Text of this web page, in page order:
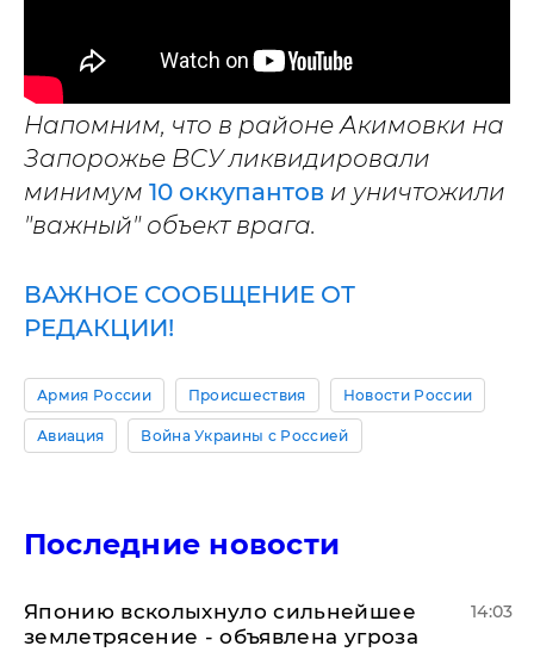
Напомним, что в районе Акимовки на
Запорожье ВСУ ликвидировали
минимум 10 оккупантов и уничтожили
"важный" объект врага.
ВАЖНОЕ СООБЩЕНИЕ ОТ
РЕДАКЦИИ!
Армия России Происшествия Новости России
Авиация Война Украины с Россией
Последние новости
Японию всколыхнуло сильнейшее
землетрясение - объявлена угроза
14:03